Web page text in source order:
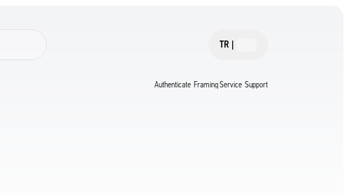
TR |
Authenticate Framing Service Support